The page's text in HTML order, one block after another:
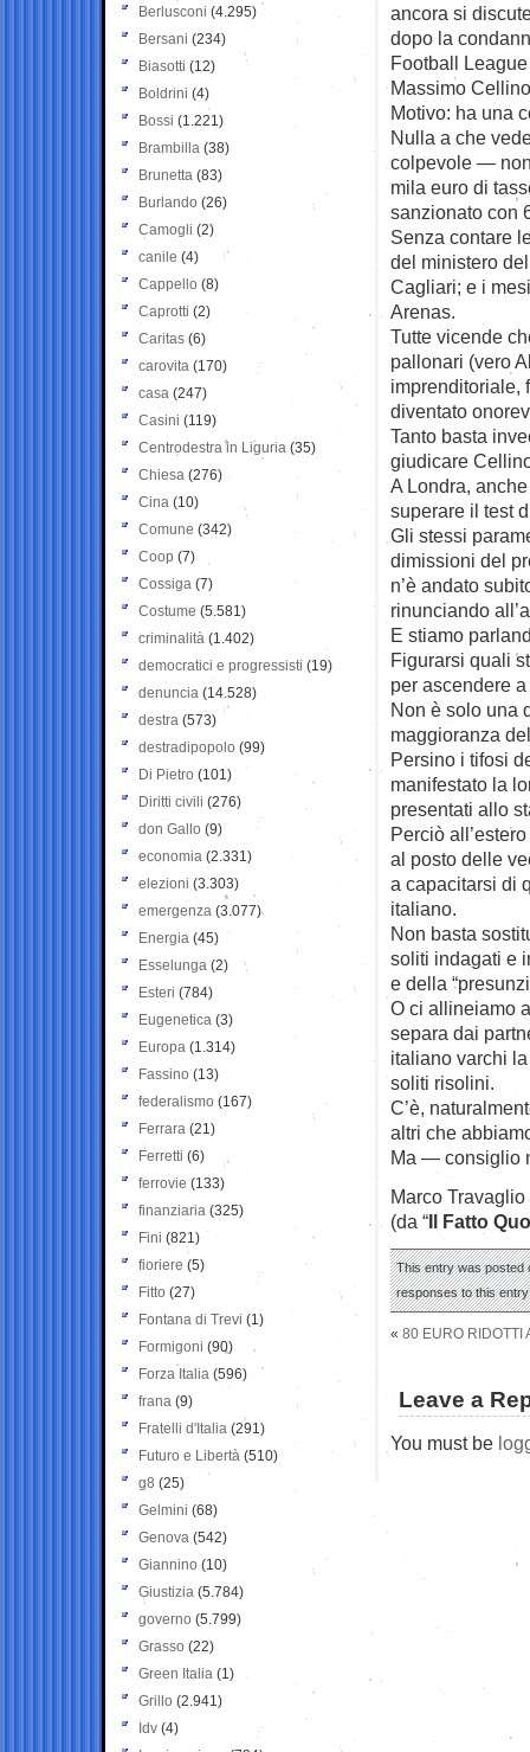
ancora si
dopo la
Football
Massimo
Motivo: ha una
Nulla a che
colpevole —
mila euro di
sanzionato con
Senza contare
del ministero
Cagliari; e i
Arenas.
Tutte vicende
pallonari (vero
imprenditoriale,
diventato
Tanto basta
giudicare
A Londra,
superare il test
Gli stessi
dimissioni del
n’è andato
rinunciando
E stiamo
Figurarsi quali
per ascendere
Non è solo una
maggioranza
Persino i tifosi
manifestato la
presentati allo
Perciò
al posto delle
a capacitarsi di
italiano.
Non basta
soliti indagati e
e della
O ci allineiamo
separa dai
italiano varchi
soliti risolini.
C’è,
altri che
Ma — consiglio
Marco Travaglio
(da “Il Fatto
This entry was posted
responses to this
« 80 EURO RIDOTTI
Leave a
You must be
Berlusconi (4.295)
Bersani (234)
Biasotti (12)
Boldrini (4)
Bossi (1.221)
Brambilla (38)
Brunetta (83)
Burlando (26)
Camogli (2)
canile (4)
Cappello (8)
Caprotti (2)
Caritas (6)
carovita (170)
casa (247)
Casini (119)
Centrodestra in Liguria (35)
Chiesa (276)
Cina (10)
Comune (342)
Coop (7)
Cossiga (7)
Costume (5.581)
criminalità (1.402)
democratici e progressisti (19)
denuncia (14.528)
destra (573)
destradipopolo (99)
Di Pietro (101)
Diritti civili (276)
don Gallo (9)
economia (2.331)
elezioni (3.303)
emergenza (3.077)
Energia (45)
Esselunga (2)
Esteri (784)
Eugenetica (3)
Europa (1.314)
Fassino (13)
federalismo (167)
Ferrara (21)
Ferretti (6)
ferrovie (133)
finanziaria (325)
Fini (821)
fioriere (5)
Fitto (27)
Fontana di Trevi (1)
Formigoni (90)
Forza Italia (596)
frana (9)
Fratelli d'Italia (291)
Futuro e Libertà (510)
g8 (25)
Gelmini (68)
Genova (542)
Giannino (10)
Giustizia (5.784)
governo (5.799)
Grasso (22)
Green Italia (1)
Grillo (2.941)
Idv (4)